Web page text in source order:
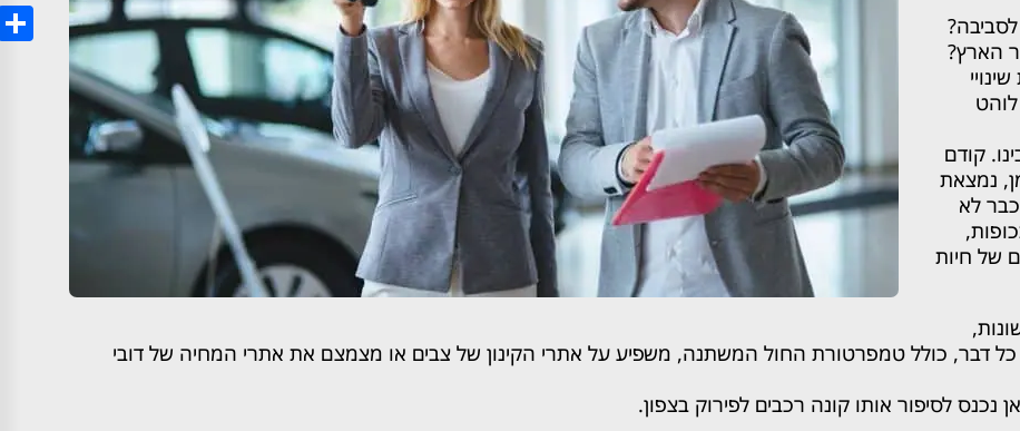
הארץ?
קודם
נמצאת
לא
של חיות
כל דבר, כולל טמפרטורת החול המשתנה, משפיע על אתרי הקינון של צבים או מצמצם את אתרי המחיה של דובי
נכנס לסיפור אותו קונה רכבים לפירוק בצפון.